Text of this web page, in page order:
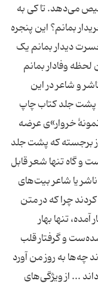
می‌دهد. تا کی به
بمانم؟ این پنجره
دیدار بمانم یک
وفادار بمانم
ناشر و شاعر در این
پشت جلد کتاب چاپ
خروار»ی عرضه
برجسته که پشت جلد
و گاه تنها شعر قابل
یا شاعر بیت‌های
چرا که در متن
تنها بهار
و گرفتار قلب
چه‌ها به روز من آورد
... از ویژگی‌های